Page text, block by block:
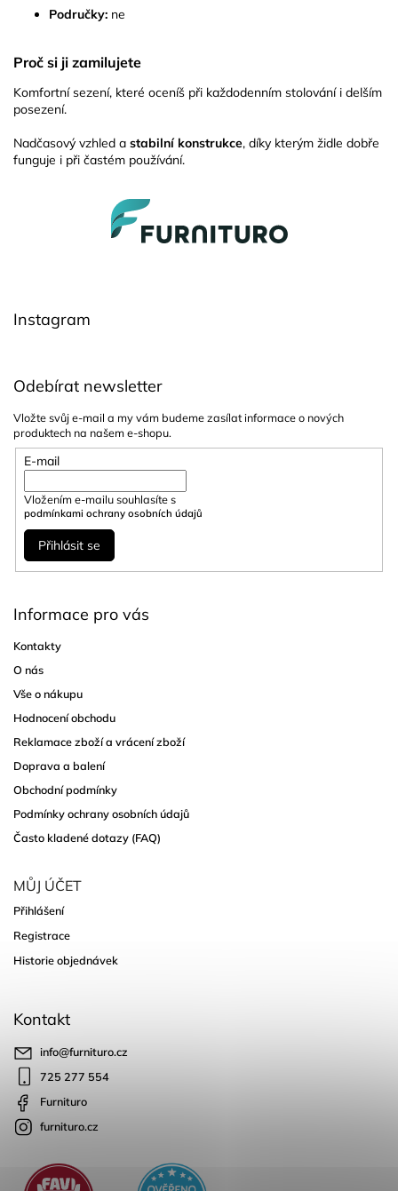
Područky: ne
Proč si ji zamilujete
Komfortní sezení, které oceníš při každodenním stolování i delším
posezení.
Nadčasový vzhled a stabilní konstrukce, díky kterým židle dobře
funguje i při častém používání.
Instagram
Odebírat newsletter
Vložte svůj e-mail a my vám budeme zasílat informace o nových
produktech na našem e-shopu.
E-mail
Vložením e-mailu souhlasíte s
podmínkami ochrany osobních údajů
Přihlásit se
Informace pro vás
Kontakty
O nás
Vše o nákupu
Hodnocení obchodu
Reklamace zboží a vrácení zboží
Doprava a balení
Obchodní podmínky
Podmínky ochrany osobních údajů
Často kladené dotazy (FAQ)
MŮJ ÚČET
Přihlášení
Registrace
Historie objednávek
Kontakt
info@furnituro.cz
725 277 554
Furnituro
furnituro.cz